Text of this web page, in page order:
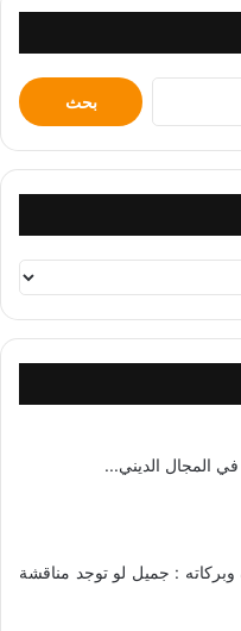
البحث
عن:
المجال الديني...
وبركاته : جميل لو توجد مناقشة